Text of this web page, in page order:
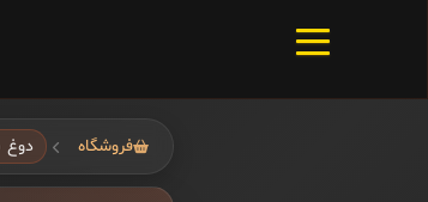
فروشگاه دوغ بطری